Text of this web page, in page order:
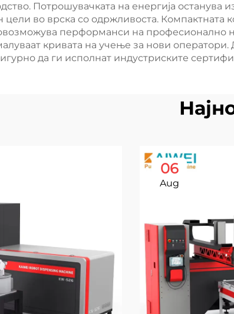
Потрошувачката на енергија
цели во врска со одржливоста. Компактната
перформанси на професионално
кривата на учење за нови
да ги исполнат индустриските
06
Aug